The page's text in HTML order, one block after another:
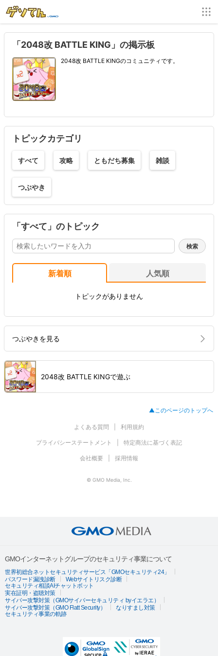
「2048改 BATTLE KING」の掲示板
2048改 BATTLE KINGのコミュニティです。
トピックカテゴリ
すべて 攻略 ともだち募集 雑談
つぶやき
「すべて」のトピック
新着順 人気順
トピックがありません
つぶやきを見る
2048改 BATTLE KINGで遊ぶ
▲このページのトップへ
よくある質問 利用規約
プライバシーステートメント 特定商法に基づく表記
会社概要 採用情報
© GMO Media, Inc.
GMOインターネットグループのセキュリティ事業について
世界初総合ネットセキュリティサービス「GMOセキュリティ24」
パスワード漏洩診断
Webサイトリスク診断
セキュリティ相談AIチャットボット
実在証明・盗聴対策
サイバー攻撃対策（GMOサイバーセキュリティ byイエラエ）
サイバー攻撃対策（GMO Flatt Security）
なりすまし対策
セキュリティ事業の軌跡